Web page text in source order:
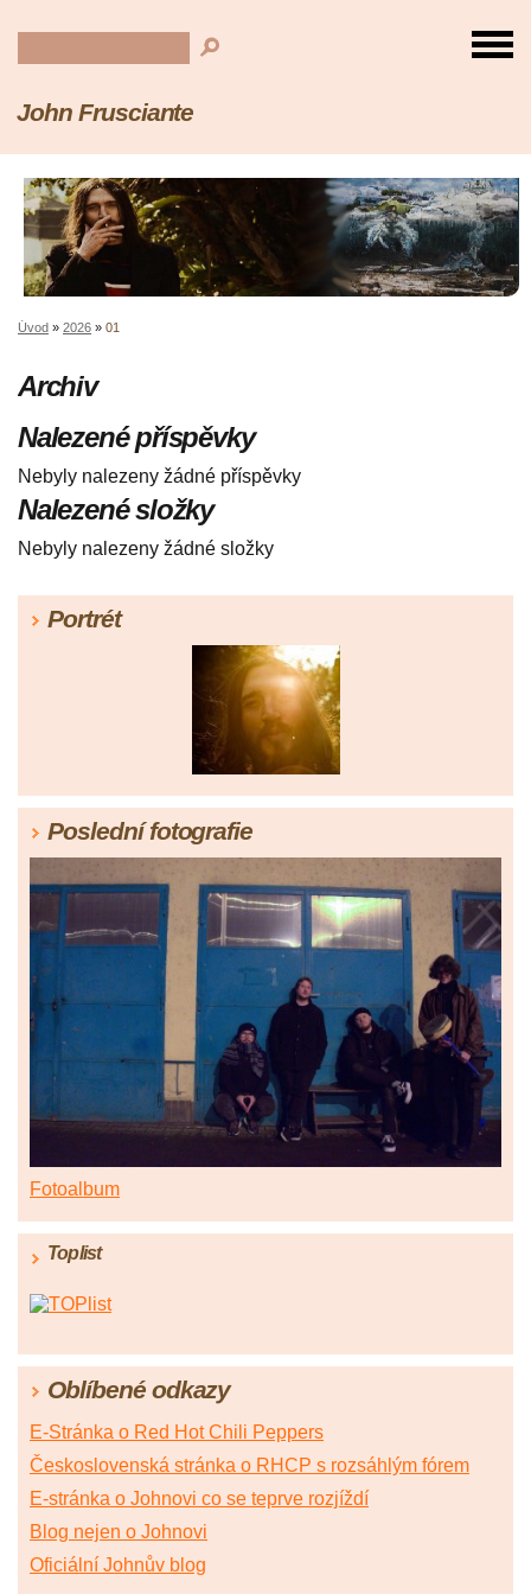
John Frusciante
Úvod » 2026 » 01
Archiv
Nalezené příspěvky
Nebyly nalezeny žádné příspěvky
Nalezené složky
Nebyly nalezeny žádné složky
Portrét
Poslední fotografie
Fotoalbum
Toplist
Oblíbené odkazy
E-Stránka o Red Hot Chili Peppers
Československá stránka o RHCP s rozsáhlým fórem
E-stránka o Johnovi co se teprve rozjíždí
Blog nejen o Johnovi
Oficiální Johnův blog